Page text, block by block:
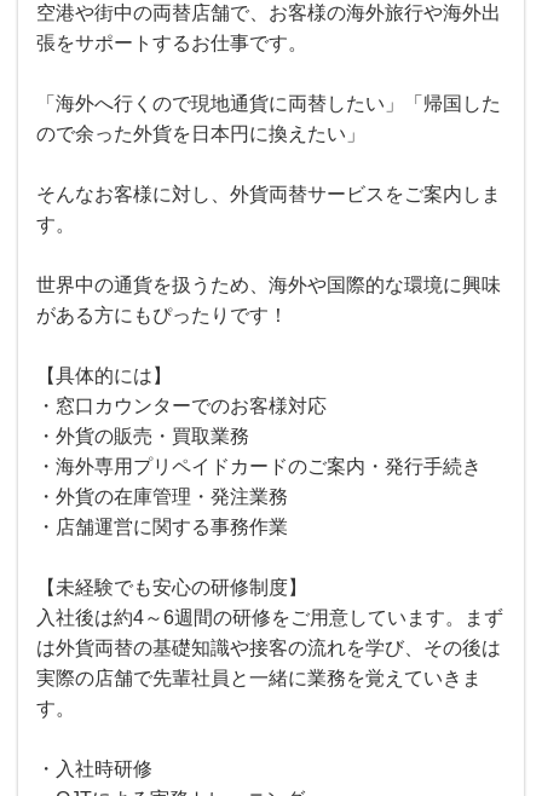
空港や街中の両替店舗で、お客様の海外旅行や海外出
張をサポートするお仕事です。
「海外へ行くので現地通貨に両替したい」「帰国した
ので余った外貨を日本円に換えたい」
そんなお客様に対し、外貨両替サービスをご案内しま
す。
世界中の通貨を扱うため、海外や国際的な環境に興味
がある方にもぴったりです！
【具体的には】
・窓口カウンターでのお客様対応
・外貨の販売・買取業務
・海外専用プリペイドカードのご案内・発行手続き
・外貨の在庫管理・発注業務
・店舗運営に関する事務作業
【未経験でも安心の研修制度】
入社後は約4～6週間の研修をご用意しています。まず
は外貨両替の基礎知識や接客の流れを学び、その後は
実際の店舗で先輩社員と一緒に業務を覚えていきま
す。
・入社時研修